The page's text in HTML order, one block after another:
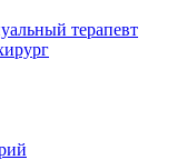
терапевт